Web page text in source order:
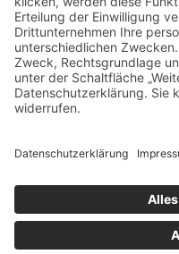
Über uns
Videothek